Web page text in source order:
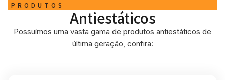
PRODUTOS
Antiestáticos
Possuímos uma vasta gama de produtos antiestáticos de
última geração, confira: